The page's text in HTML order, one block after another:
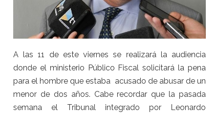
A las 11 de este viernes se realizará la audiencia
donde el ministerio Público Fiscal solicitará la pena
para el hombre que estaba acusado de abusar de un
menor de dos años. Cabe recordar que la pasada
semana el Tribunal integrado por Leonardo